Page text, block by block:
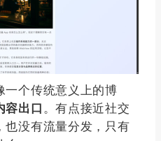
一个传统意义上的博
容出口 。有点接近社交
也没有流量分发，只有